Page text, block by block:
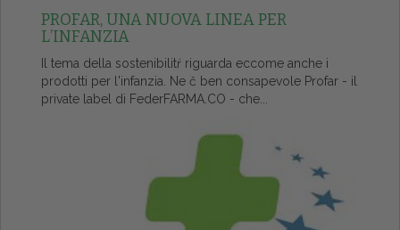
PROFAR, UNA NUOVA LINEA PER
L’INFANZIA
Il tema della sostenibilitŕ riguarda eccome anche i
prodotti per l'infanzia. Ne č ben consapevole Profar - il
private label di FederFARMA.CO - che...